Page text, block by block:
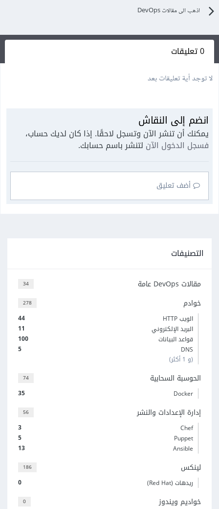
اذهب الى مقالات DevOps
0 تعليقات
لا توجد أية تعليقات بعد
انضم إلى النقاش
يمكنك أن تنشر الآن وتسجل لاحقًا. إذا كان لديك حساب،
فسجل الدخول الآن لتنشر باسم حسابك.
أضف تعليق
التصنيفات
34 مقالات DevOps عامة
278 خوادم
44
الويب HTTP
11
البريد الإلكتروني
100
قواعد البيانات
5
DNS
(و 1 أكثر)
74 الحوسبة السحابية
35 Docker
56 إدارة الإعدادات والنشر
3
Chef
5
Puppet
13
Ansible
186 لينكس
0 ريدهات (Red Hat)
0 خواديم ويندوز